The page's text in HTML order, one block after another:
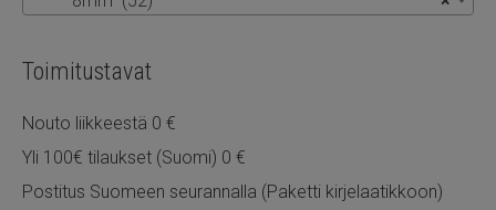
Toimitustavat
Nouto liikkeestä 0 €
Yli 100€ tilaukset (Suomi) 0 €
Postitus Suomeen seurannalla (Paketti kirjelaatikkoon)